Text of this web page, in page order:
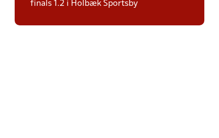
finals 1.2 i Holbæk Sportsby